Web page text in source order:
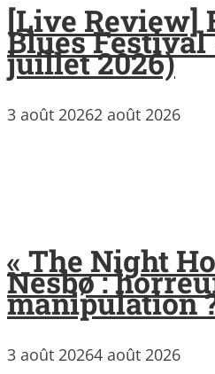
[Live Review]
Blues Festival
juillet 2026)
3 août 20262 août 2026
« The Night
Nesbø :
manipulation
3 août 20264 août 2026